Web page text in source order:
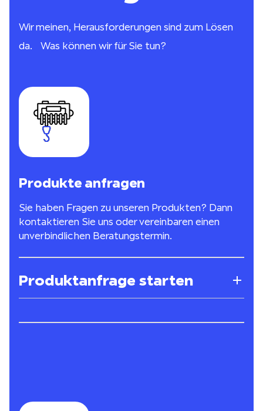
Wir meinen, Herausforderungen sind zum Lösen
da. Was können wir für Sie tun?
Produkte anfragen
Sie haben Fragen zu unseren Produkten? Dann
kontaktieren Sie uns oder vereinbaren einen
unverbindlichen Beratungstermin.
Produktanfrage starten